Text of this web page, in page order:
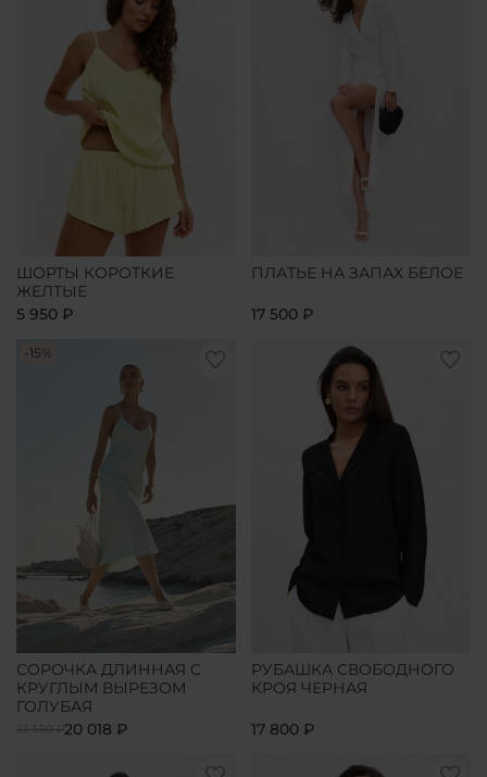
ШОРТЫ КОРОТКИЕ
ЖЕЛТЫЕ
5 950 ₽
ПЛАТЬЕ НА ЗАПАХ БЕЛОЕ
17 500 ₽
-15%
СОРОЧКА ДЛИННАЯ С
КРУГЛЫМ ВЫРЕЗОМ
ГОЛУБАЯ
23 550 ₽20 018 ₽
РУБАШКА СВОБОДНОГО
КРОЯ ЧЕРНАЯ
17 800 ₽